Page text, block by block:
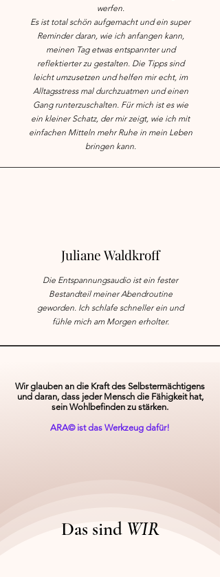
werfen.
Es ist total schön aufgemacht und ein super
Reminder daran, wie ich anfangen kann,
meinen Tag etwas entspannter und
reflektierter zu gestalten. Die Tipps sind
leicht umzusetzen und helfen mir echt, im
Alltagsstress mal durchzuatmen und einen
Gang runterzuschalten. Für mich ist es wie
ein kleiner Schatz, der mir zeigt, wie ich mit
einfachen Mitteln mehr Ruhe in mein Leben
bringen kann.
Juliane Waldkroff
Die Entspannungsaudio ist ein fester
Bestandteil meiner Abendroutine
geworden. Ich schlafe schneller ein und
fühle mich am Morgen erholter.
Wir glauben an die Kraft des Selbstermächtigens
und daran, dass jeder Mensch die Fähigkeit hat,
sein Wohlbefinden zu stärken.
ARA© ist das Werkzeug dafür!
Das sind WIR